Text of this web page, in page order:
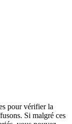
pour vérifier la
Si malgré ces